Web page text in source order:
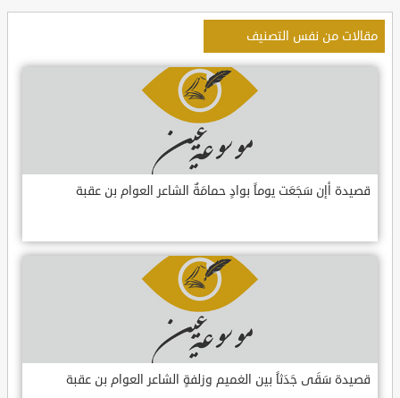
مقالات من نفس التصنيف
قصيدة أإن سَجَعَت يوماً بوادٍ حمامَةٌ الشاعر العوام بن عقبة
قصيدة سَقَى جَدَثاً بين الغميم وزلفةٍ الشاعر العوام بن عقبة